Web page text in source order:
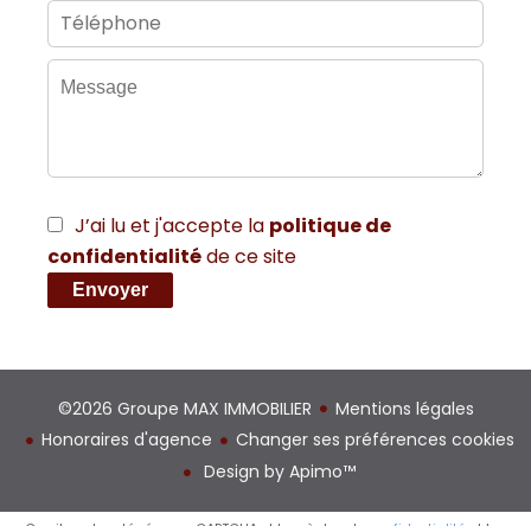
J’ai lu et j'accepte la politique de
confidentialitéde ce site
Envoyer
©2026 Groupe MAX IMMOBILIER
Mentions légales
Honoraires d'agence
Changer ses préférences cookies
Design by Apimo™